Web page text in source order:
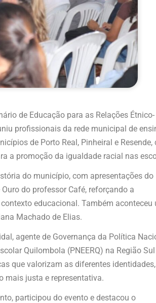
de Educação para as Relações Étnico-
profissionais da rede municipal de
de Porto Real, Pinheiral e Resende,
a promoção da igualdade racial nas
do município, com apresentações do
do professor Café, reforçando a
educacional. Também aconteceu
Machado de Elias.
agente de Governança da Política
Quilombola (PNEERQ) na Região Sul
que valorizam as diferentes identidades,
mais justa e representativa.
participou do evento e destacou o